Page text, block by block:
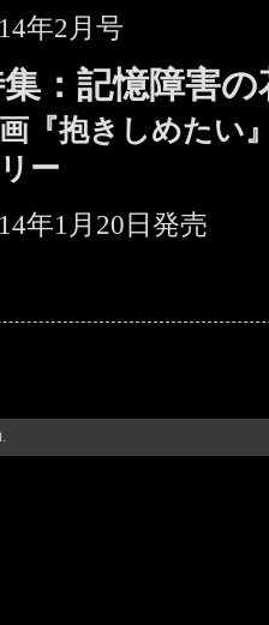
年2月号
：記憶障害の
『抱きしめたい
ー
年1月20日発売